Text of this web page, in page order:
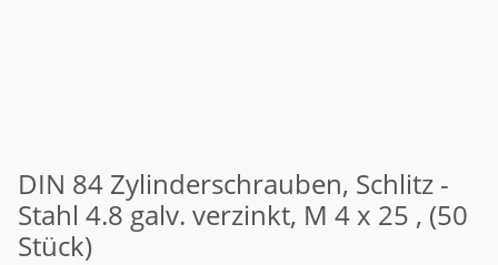
DIN 84 Zylinderschrauben, Schlitz -
Stahl 4.8 galv. verzinkt, M 4 x 25 , (50
Stück)